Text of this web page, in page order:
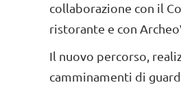
collaborazione con il
ristorante e con
Il nuovo percorso,
camminamenti di